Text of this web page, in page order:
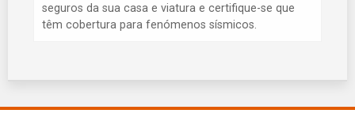
seguros da sua casa e viatura e certifique-se que
têm cobertura para fenómenos sísmicos.